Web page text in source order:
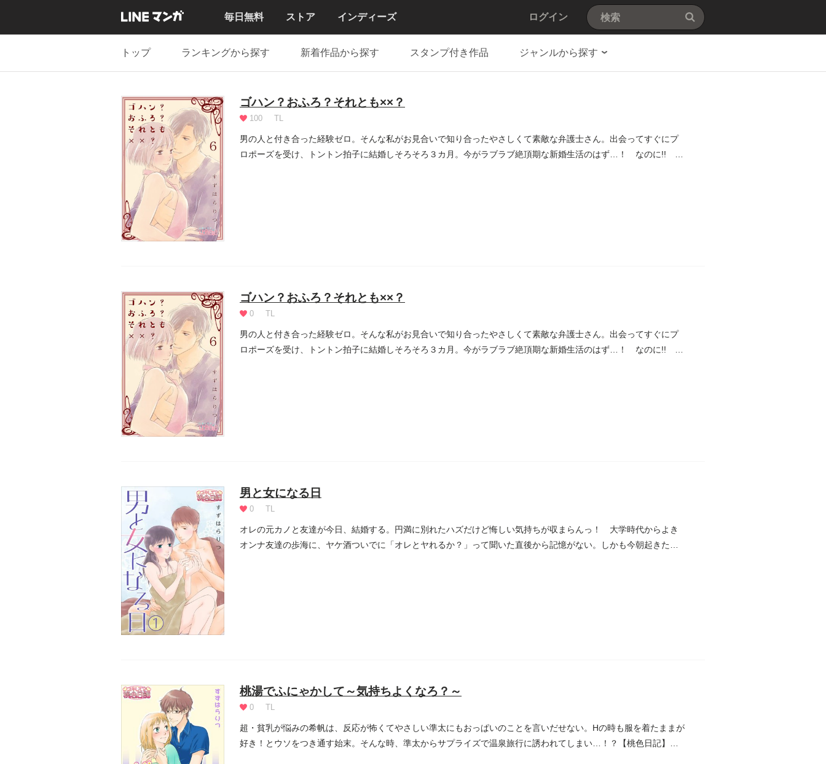
毎日無料 ストア インディーズ ログイン
トップ ランキングから探す 新着作品から探す スタンプ付き作品 ジャンルから探す
ゴハン？おふろ？それとも××？
100 TL
男の人と付き合った経験ゼロ。そんな私がお見合いで知り合ったやさしくて素敵な弁護士さん。出会ってすぐにプ
ロポーズを受け、トントン拍子に結婚しそろそろ３カ月。今がラブラブ絶頂期な新婚生活のはず…！ なのに!!
ゴハン？おふろ？それとも××？
0 TL
男の人と付き合った経験ゼロ。そんな私がお見合いで知り合ったやさしくて素敵な弁護士さん。出会ってすぐにプ
ロポーズを受け、トントン拍子に結婚しそろそろ３カ月。今がラブラブ絶頂期な新婚生活のはず…！ なのに!!
男と女になる日
0 TL
オレの元カノと友達が今日、結婚する。円満に別れたハズだけど悔しい気持ちが収まらんっ！ 大学時代からよき
オンナ友達の歩海に、ヤケ酒ついでに「オレとヤれるか？」って聞いた直後から記憶がない。しかも今朝起きたら
桃湯でふにゃかして～気持ちよくなろ？～
0 TL
超・貧乳が悩みの希帆は、反応が怖くてやさしい準太にもおっぱいのことを言いだせない。Hの時も服を着たままが
好き！とウソをつき通す始末。そんな時、準太からサプライズで温泉旅行に誘われてしまい…！？【桃色日記】※